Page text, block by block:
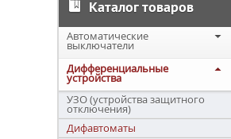
Каталог товаров
Автоматические
выключатели
Дифференциальные
устройства
УЗО (устройства защитного
отключения)
Дифавтоматы